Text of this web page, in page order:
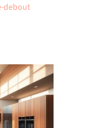
debout